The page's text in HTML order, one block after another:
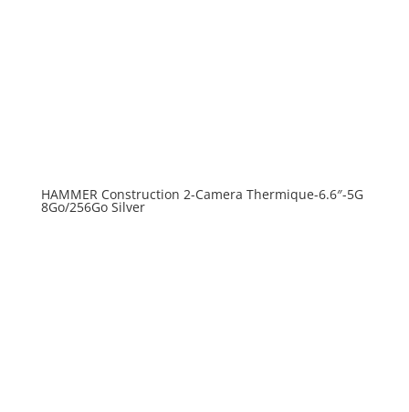
HAMMER Construction 2-Camera Thermique-6.6″-5G
8Go/256Go Silver